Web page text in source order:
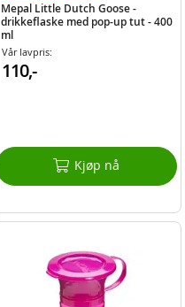
Mepal Little Dutch Goose -
drikkeflaske med pop-up tut - 400
ml
Vår lavpris:
110,-
Kjøp nå